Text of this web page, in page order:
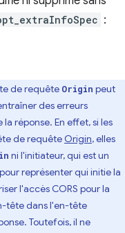
:
de requête Origin peut
des erreurs
la réponse. En effet, si les
de requête Origin, elles
ni l'initiateur, qui est un
représenter qui initie la
l'accès CORS pour la
tête dans l'en-tête
Toutefois, il ne